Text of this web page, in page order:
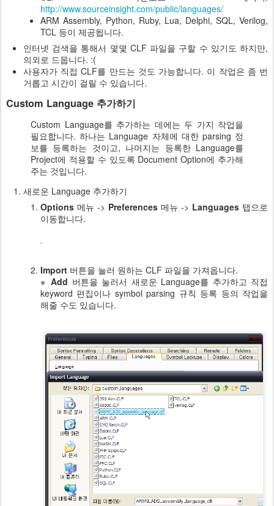
http://www.sourceinsight.com/public/languages/
ARM Assembly, Python, Ruby, Lua, Delphi, SQL, Verilog,
TCL 등이 제공됩니다.
인터넷 검색을 통해서 몇몇 CLF 파일을 구할 수 있기도 하지만,
의외로 드뭅니다. :(
사용자가 직접 CLF를 만드는 것도 가능합니다. 이 작업은 좀 번
거롭고 시간이 걸릴 수 있습니다.
Custom Language 추가하기
Custom Language를 추가하는 데에는 두 가지 작업을
필요합니다. 하나는 Language 자체에 대한 parsing 정
보를 등록하는 것이고, 나머지는 등록한 Language를
Project에 적용할 수 있도록 Document Option에 추가해
주는 것입니다.
새로운 Language 추가하기
Options 메뉴 -> Preferences 메뉴 -> Languages 탭으로
이동합니다.
Import 버튼을 눌러 원하는 CLF 파일을 가져옵니다.
※ Add 버튼을 눌러서 새로운 Language를 추가하고 직접
keyword 편집이나 symbol parsing 규칙 등록 등의 작업을
해줄 수도 있습니다.